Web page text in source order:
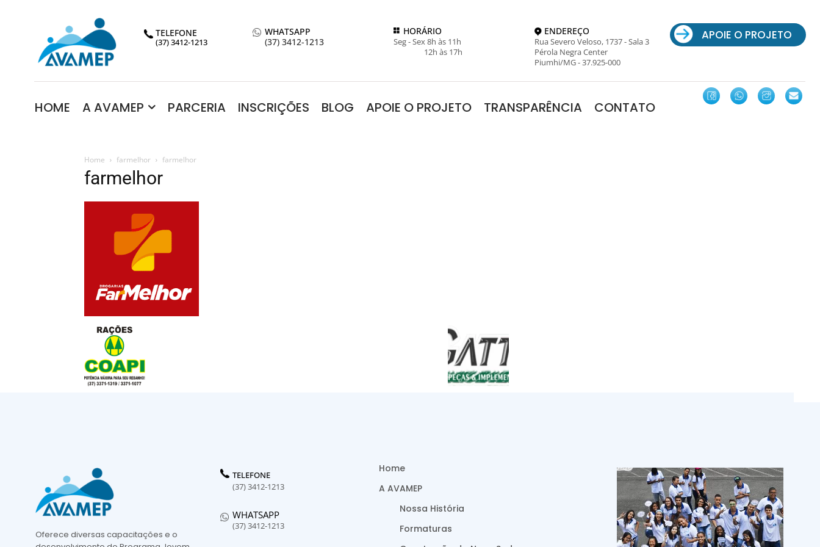
TELEFONE
WHATSAPP
(37) 3412-1213
(37) 3412-1213
HORÁRIO
Seg - Sex 8h às 11h
12h às 17h
ENDEREÇO
Rua Severo Veloso, 1737 - Sala 3
Pérola Negra Center
Piumhi/MG - 37.925-000
APOIE O PROJETO
HOME A AVAMEP PARCERIA INSCRIÇÕES BLOG APOIE O PROJETO TRANSPARÊNCIA CONTATO
Home farmelhor farmelhor
farmelhor
Oferece diversas capacitações e o
TELEFONE
(37) 3412-1213
WHATSAPP
(37) 3412-1213
Home
A AVAMEP
Nossa História
Formaturas